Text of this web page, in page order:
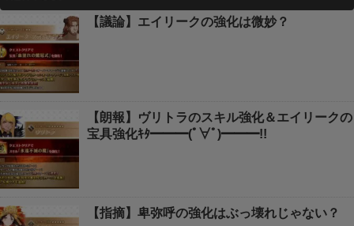
【議論】エイリークの強化は微妙？
【朗報】ヴリトラのスキル強化＆エイリークの
宝具強化ｷﾀ━━━(ﾟ∀ﾟ)━━━!!
【指摘】卑弥呼の強化はぶっ壊れじゃない？